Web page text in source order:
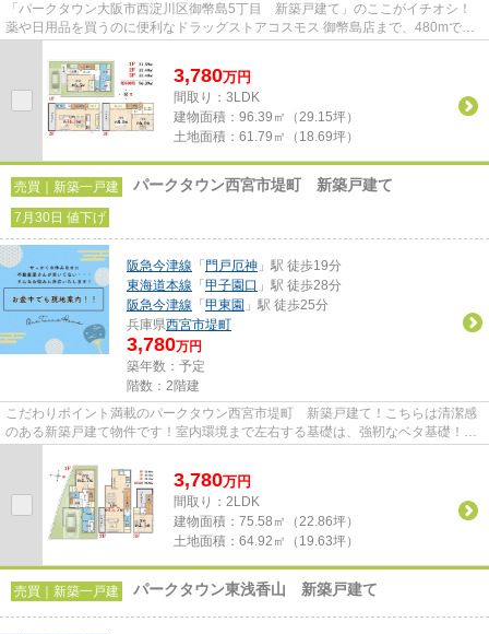
「パークタウン大阪市西淀川区御幣島5丁目 新築戸建て」のここがイチオシ！
薬や日用品を買うのに便利なドラッグストアコスモス 御幣島店まで、480mで
3,780万円
間取り：3LDK
建物面積： 96.39㎡（29.15坪）
土地面積： 61.79㎡（18.69坪）
売買｜新築一戸建 パークタウン西宮市堤町 新築戸建て
7月30日 値下げ
阪急今津線 「 門戸厄神 」駅 徒歩19分
東海道本線 「 甲子園口 」駅 徒歩28分
阪急今津線 「 甲東園 」駅 徒歩25分
兵庫県西宮市堤町
3,780万円
築年数：予定
階数：2階建
こだわりポイント満載のパークタウン西宮市堤町 新築戸建て！こちらは清潔感
のある新築戸建て物件です！室内環境まで左右する基礎は、強靭なベタ基礎！前
3,780万円
間取り：2LDK
建物面積： 75.58㎡（22.86坪）
土地面積： 64.92㎡（19.63坪）
売買｜新築一戸建 パークタウン東浅香山 新築戸建て